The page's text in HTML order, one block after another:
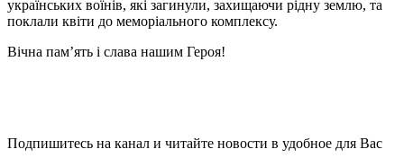
українських воїнів, які загинули, захищаючи рідну землю, та
поклали квіти до меморіального комплексу.
Вічна пам’ять і слава нашим Героя!
Подпишитесь на канал и читайте новости в удобное для Вас